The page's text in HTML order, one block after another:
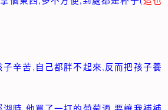
子辛苦 , 自己都胖不起來,反而把孩子養